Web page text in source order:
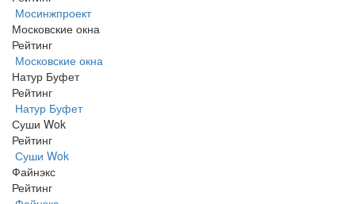
Мосинжпроект
Московские окна
Рейтинг
Московские окна
Натур Буфет
Рейтинг
Натур Буфет
Суши Wok
Рейтинг
Суши Wok
Файнэкс
Рейтинг